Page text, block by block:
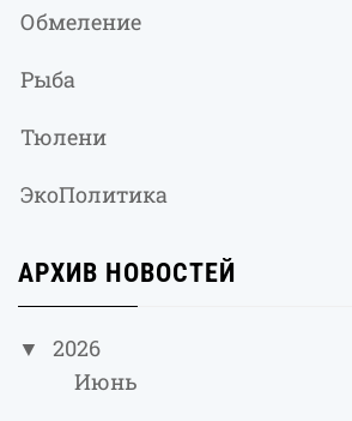
Обмеление
Рыба
Тюлени
ЭкоПолитика
АРХИВ НОВОСТЕЙ
2026
Июнь